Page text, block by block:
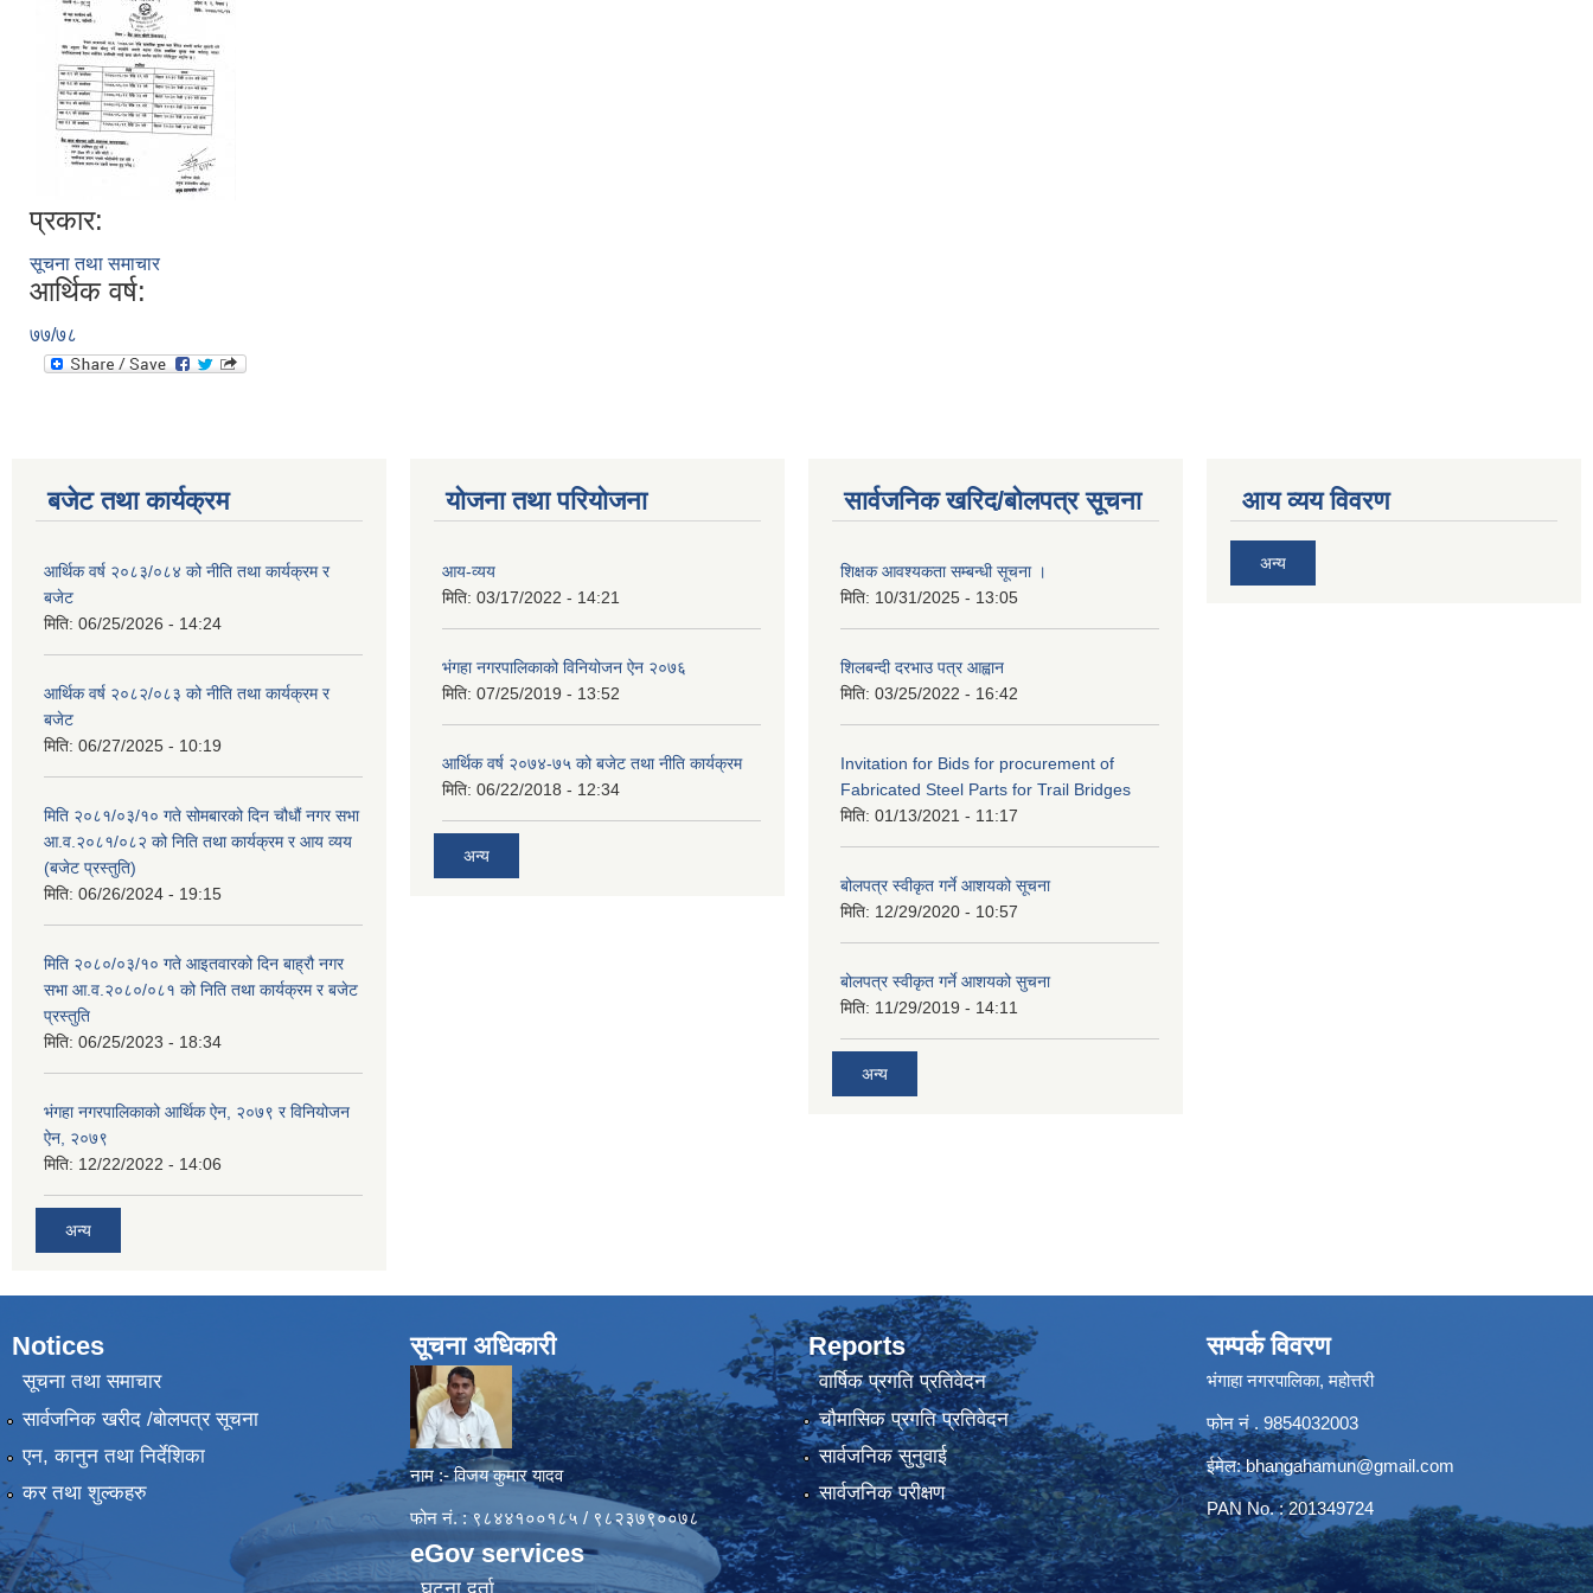
प्रकार:
सूचना तथा समाचार
आर्थिक वर्ष:
७७/७८
बजेट तथा कार्यक्रम
आर्थिक वर्ष २०८३/०८४ को नीति तथा कार्यक्रम र
बजेट
मिति: 06/25/2026 - 14:24
आर्थिक वर्ष २०८२/०८३ को नीति तथा कार्यक्रम र
बजेट
मिति: 06/27/2025 - 10:19
मिति २०८१/०३/१० गते सोमबारको दिन चौधौं नगर सभा
आ.व.२०८१/०८२ को निति तथा कार्यक्रम र आय व्यय
(बजेट प्रस्तुति)
मिति: 06/26/2024 - 19:15
मिति २०८०/०३/१० गते आइतवारको दिन बाह्रौ नगर
सभा आ.व.२०८०/०८१ को निति तथा कार्यक्रम र बजेट
प्रस्तुति
मिति: 06/25/2023 - 18:34
भंगहा नगरपालिकाको आर्थिक ऐन, २०७९ र विनियोजन
ऐन, २०७९
मिति: 12/22/2022 - 14:06
अन्य
योजना तथा परियोजना
आय-व्यय
मिति: 03/17/2022 - 14:21
भंगहा नगरपालिकाको विनियोजन ऐन २०७६
मिति: 07/25/2019 - 13:52
आर्थिक वर्ष २०७४-७५ को बजेट तथा नीति कार्यक्रम
मिति: 06/22/2018 - 12:34
अन्य
सार्वजनिक खरिद/बोलपत्र सूचना
शिक्षक आवश्यकता सम्बन्धी सूचना ।
मिति: 10/31/2025 - 13:05
शिलबन्दी दरभाउ पत्र आह्वान
मिति: 03/25/2022 - 16:42
Invitation for Bids for procurement of
Fabricated Steel Parts for Trail Bridges
मिति: 01/13/2021 - 11:17
बोलपत्र स्वीकृत गर्ने आशयको सूचना
मिति: 12/29/2020 - 10:57
बोलपत्र स्वीकृत गर्ने आशयको सुचना
मिति: 11/29/2019 - 14:11
अन्य
आय व्यय विवरण
अन्य
Notices
सूचना तथा समाचार
सार्वजनिक खरीद /बोलपत्र सूचना
एन, कानुन तथा निर्देशिका
कर तथा शुल्कहरु
सूचना अधिकारी
नाम :- विजय कुमार यादव
फोन नं. : ९८४४१००१८५ / ९८२३७९००७८
eGov services
Reports
वार्षिक प्रगति प्रतिवेदन
चौमासिक प्रगति प्रतिवेदन
सार्वजनिक सुनुवाई
सार्वजनिक परीक्षण
सम्पर्क विवरण
भंगाहा नगरपालिका, महोत्तरी
फोन नं . 9854032003
ईमेल:bhangahamun@gmail.com
PAN No. : 201349724